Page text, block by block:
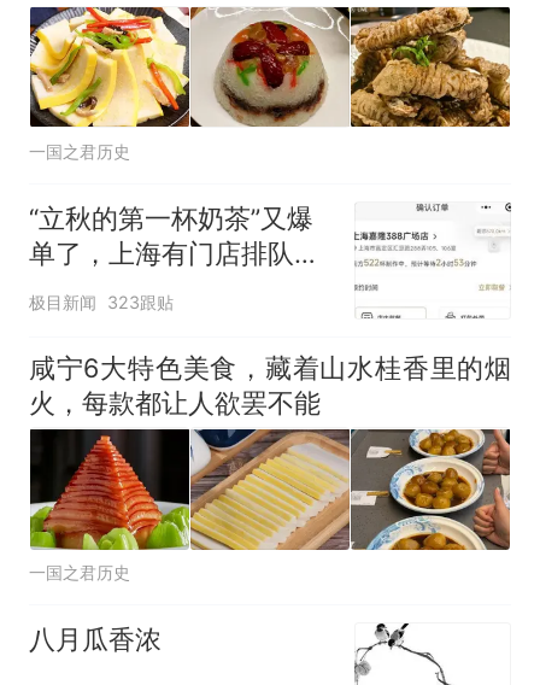
一国之君历史
“立秋的第一杯奶茶”又爆
单了，上海有门店排队超
500杯，店员：今天奶茶
时
极目新闻 323跟贴
咸宁6大特色美食，藏着山水桂香里的烟
火，每款都让人欲罢不能
一国之君历史
八月瓜香浓